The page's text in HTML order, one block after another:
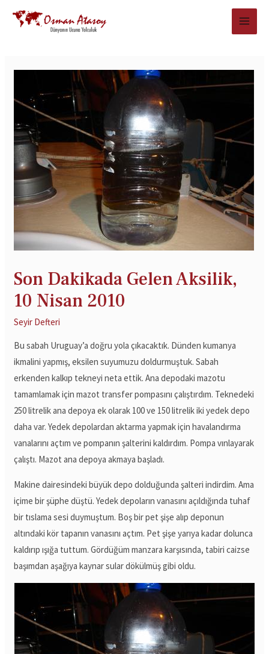
Son Dakikada Gelen Aksilik,
10 Nisan 2010
Seyir Defteri
Bu sabah Uruguay’a doğru yola çıkacaktık. Dünden kumanya
ikmalini yapmış, eksilen suyumuzu doldurmuştuk. Sabah
erkenden kalkıp tekneyi neta ettik. Ana depodaki mazotu
tamamlamak için mazot transfer pompasını çalıştırdım. Teknedeki
250 litrelik ana depoya ek olarak 100 ve 150 litrelik iki yedek depo
daha var. Yedek depolardan aktarma yapmak için havalandırma
vanalarını açtım ve pompanın şalterini kaldırdım. Pompa vınlayarak
çalıştı. Mazot ana depoya akmaya başladı.
Makine dairesindeki büyük depo dolduğunda şalteri indirdim. Ama
içime bir şüphe düştü. Yedek depoların vanasını açıldığında tuhaf
bir tıslama sesi duymuştum. Boş bir pet şişe alıp deponun
altındaki kör tapanın vanasını açtım. Pet şişe yarıya kadar dolunca
kaldırıp ışığa tuttum. Gördüğüm manzara karşısında, tabiri caizse
başımdan aşağıya kaynar sular dökülmüş gibi oldu.